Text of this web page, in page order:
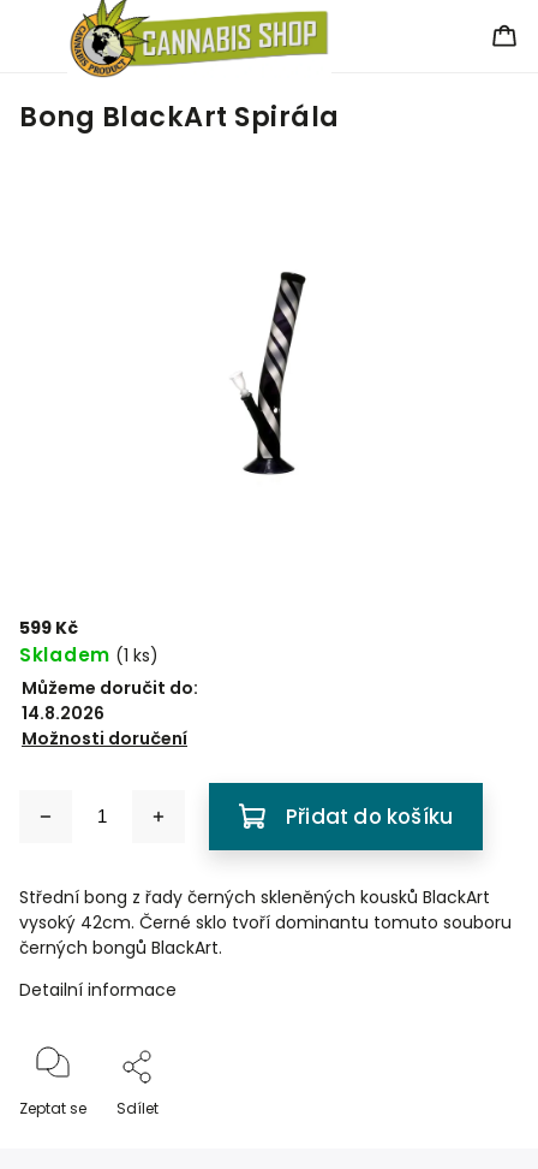
Bong BlackArt Spirála
599 Kč
Skladem (1 ks)
Můžeme doručit do:
14.8.2026
Možnosti doručení
Přidat do košíku
Střední bong z řady černých skleněných kousků BlackArt
vysoký 42cm. Černé sklo tvoří dominantu tomuto souboru
černých bongů BlackArt.
Detailní informace
Zeptat se Sdílet